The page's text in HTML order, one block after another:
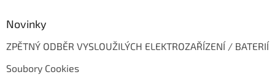
Novinky
ZPĚTNÝ ODBĚR VYSLOUŽILÝCH ELEKTROZAŘÍZENÍ / BATERIÍ
Soubory Cookies